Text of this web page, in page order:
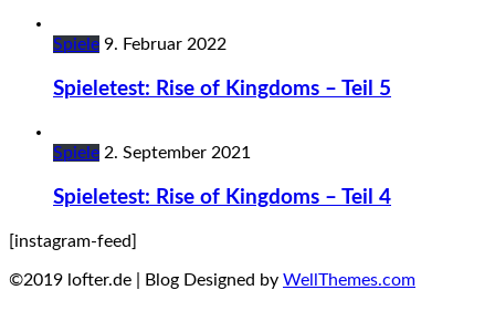
Spiele 9. Februar 2022
Spieletest: Rise of Kingdoms – Teil 5
Spiele 2. September 2021
Spieletest: Rise of Kingdoms – Teil 4
[instagram-feed]
©2019 lofter.de | Blog Designed by WellThemes.com